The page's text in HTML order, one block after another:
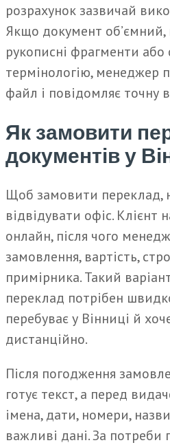
розрахунок зазвичай
Якщо документ об’ємний,
рукописні фрагменти або
термінологію, менеджер
файл і повідомляє точну
Як замовити
документів у
Щоб замовити переклад,
відвідувати офіс. Клієнт
онлайн, після чого
замовлення, вартість,
примірника. Такий
переклад потрібен
перебуває у Вінниці й
дистанційно.
Після погодження
готує текст, а перед
імена, дати, номери,
важливі дані. За потреби